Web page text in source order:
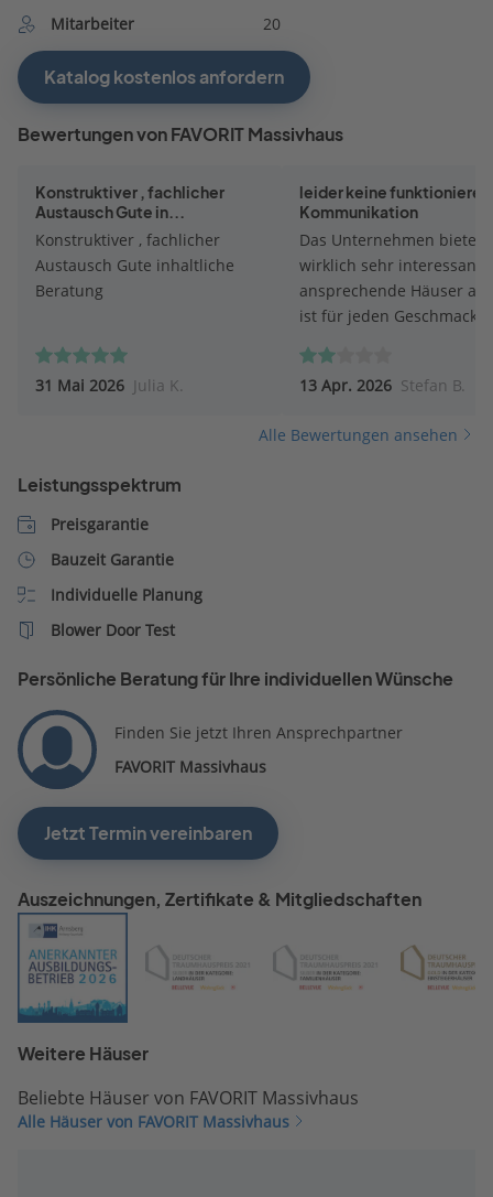
Mitarbeiter
20
Katalog kostenlos anfordern
Bewertungen von FAVORIT Massivhaus
Konstruktiver , fachlicher
Austausch Gute in...
Konstruktiver , fachlicher
Austausch Gute inhaltliche
Beratung
31 Mai 2026 Julia K.
leider keine
Kommunikation
Das Unternehmen bietet
wirklich sehr
ansprechende Häuser an,
ist für jeden Geschmack
übersichtlich und
aufgebaut und auch an
etwas zu verbessern.
abgewiegelt. Dem
telefonische
Kontaktaufnahmen des
m.M. mit dem Portfolio
anfangen, wenn der
stimmen würde. Ich habe
wenig Haus für´s Geld
bekommt. Ich werde mein
13 Apr. 2026 Stefan B.
Alle Bewertungen ansehen
Leistungsspektrum
Preisgarantie
Bauzeit Garantie
Individuelle Planung
Blower Door Test
Persönliche Beratung für Ihre individuellen Wünsche
Finden Sie jetzt Ihren Ansprechpartner
FAVORIT Massivhaus
Jetzt Termin vereinbaren
Auszeichnungen, Zertifikate & Mitgliedschaften
Weitere Häuser
Beliebte Häuser von FAVORIT Massivhaus
Alle Häuser von FAVORIT Massivhaus